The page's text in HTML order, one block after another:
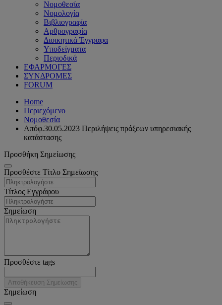
Νομοθεσία
Νομολογία
Βιβλιογραφία
Αρθρογραφία
Διοικητικά Έγγραφα
Υποδείγματα
Περιοδικά
ΕΦΑΡΜΟΓΕΣ
ΣΥΝΔΡΟΜΕΣ
FORUM
Home
Περιεχόμενο
Νομοθεσία
Απόφ.30.05.2023 Περιλήψεις πράξεων υπηρεσιακής
κατάστασης
Προσθήκη Σημείωσης
Προσθέστε Τίτλο Σημείωσης
Τίτλος Εγγράφου
Σημείωση
Προσθέστε tags
Αποθήκευση Σημείωσης
Σημείωση